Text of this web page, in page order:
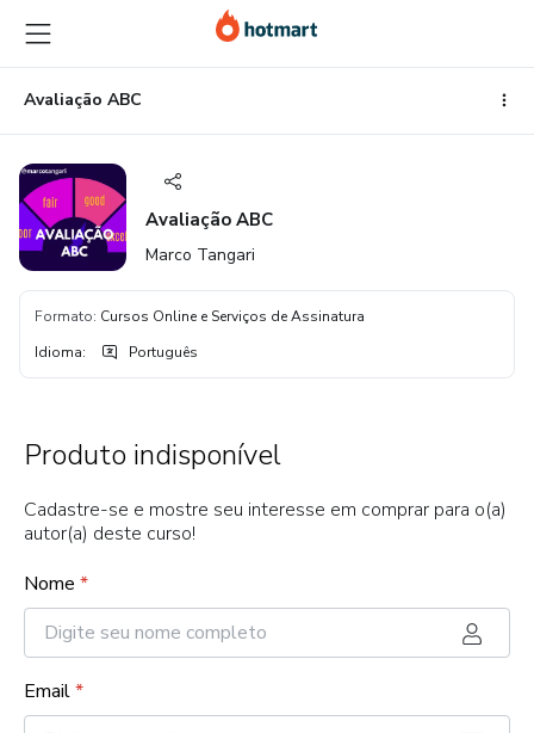
para
o
conteúdo
principal
para
o
pagamento
para
o
rodapé
Avaliação ABC
Avaliação ABC
Marco Tangari
Formato: Cursos Online e Serviços de Assinatura
Idioma: Português
Produto indisponível
Cadastre-se e mostre seu interesse em comprar para o(a)
autor(a) deste curso!
Nome *
Email*